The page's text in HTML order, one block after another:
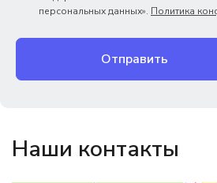
персональных данных». Политика
Отправить
Наши контакты